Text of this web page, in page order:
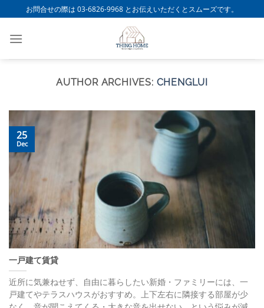
to
content
お問合せの際は 03-6826-9968 とお伝えいただくとスムーズです。
AUTHOR ARCHIVES: CHENGLUI
一戸建て賃貸
近所に気兼ねせず、自由に暮らしたい新婚・ファミリーには、一
戸建てやテラスハウスがおすすめ。上下左右に隣接する部屋が少
25
Dec